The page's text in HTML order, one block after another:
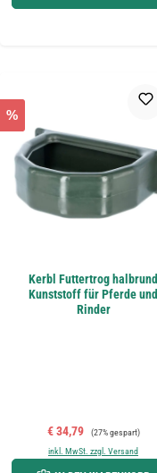
%
Kerbl Futtertrog halbrund
Kunststoff für Pferde und
Rinder
Verkaufspreis:
€ 34,79 Regulärer Preis:
(27% gespart)
inkl. MwSt. zzgl. Versand